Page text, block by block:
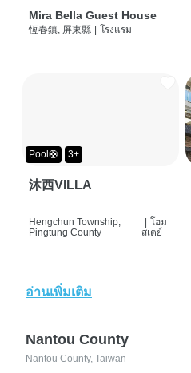
Mira Bella Guest House
恆春鎮, 屏東縣 โรงแรม
Pool🛟 3+
沐西VILLA
Hengchun Township,
Pingtung County
โฮม
สเตย์
อ่านเพิ่มเติม
Nantou County
Nantou County, Taiwan